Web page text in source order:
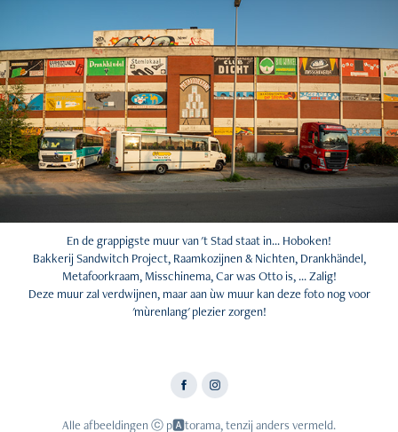
En de grappigste muur van 't Stad staat in... Hoboken!
Bakkerij Sandwitch Project, Raamkozijnen & Nichten, Drankhändel,
Metafoorkraam, Misschinema, Car was Otto is, ... Zalig!
Deze muur zal verdwijnen, maar aan ùw muur kan deze foto nog voor
'mùrenlang' plezier zorgen!
Alle afbeeldingen ⓒ p🅰️torama, tenzij anders vermeld.